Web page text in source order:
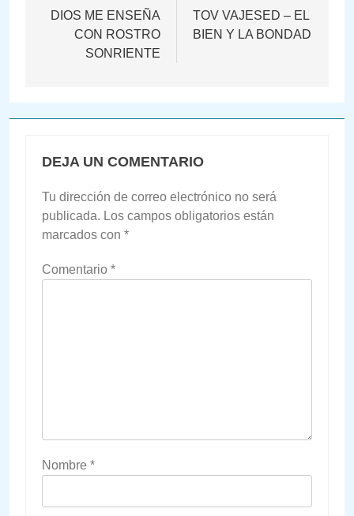
de
entradas
DIOS ME ENSEÑA
CON ROSTRO
SONRIENTE
TOV VAJESED – EL
BIEN Y LA BONDAD
DEJA UN COMENTARIO
Tu dirección de correo electrónico no será
publicada. Los campos obligatorios están
marcados con *
Comentario *
Nombre *